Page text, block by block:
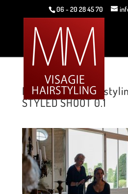
06 - 20 28 45 70
MM Visagie &
STYLED SHOOT 0.1